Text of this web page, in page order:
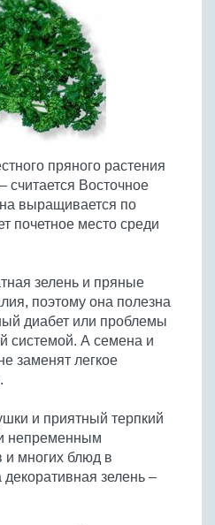
пряного растения
считается Восточное
выращивается по
почетное место среди
зелень и пряные
поэтому она полезна
диабет или проблемы
системой. А семена и
заменят легкое
и приятный терпкий
непременным
и многих блюд в
зелень –